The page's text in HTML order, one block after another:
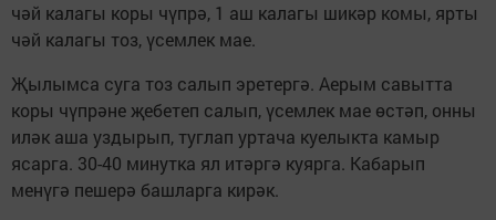
чәй калагы коры чүпрә, 1 аш калагы шикәр комы, ярты
чәй калагы тоз, үсемлек мае.
Җылымса суга тоз салып эретергә. Аерым савытта
коры чүпрәне җебетеп салып, үсемлек мае өстәп, онны
иләк аша уздырып, туглап уртача куелыкта камыр
ясарга. 30-40 минутка ял итәргә куярга. Кабарып
менүгә пешерә башларга кирәк.